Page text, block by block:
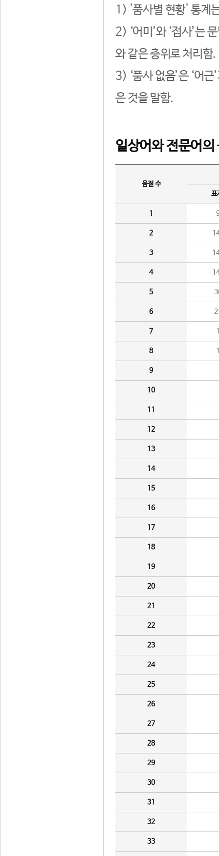
1) '품사별 현황' 통계
2) ‘어미’와 ‘접사’는
와 같은 층위로 처리함.
3) ‘품사 없음’은 ‘어
은 것을 말함.
일상어와 전문어의
음절 수
표
1
2
3
4
5
6
7
8
9
10
11
12
13
14
15
16
17
18
19
20
21
22
23
24
25
26
27
28
29
30
31
32
33